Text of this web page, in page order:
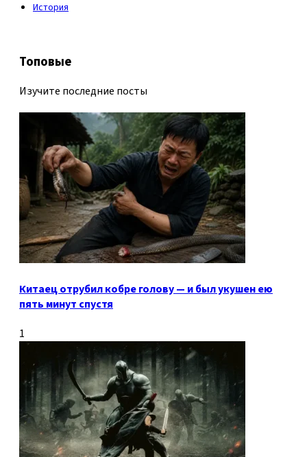
История
Топовые
Изучите последние посты
Китаец отрубил кобре голову — и был укушен ею
пять минут спустя
1